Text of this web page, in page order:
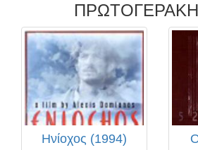
ΠΡΩΤΟΓΕΡΑΚΗ
Ηνίοχος (1994)